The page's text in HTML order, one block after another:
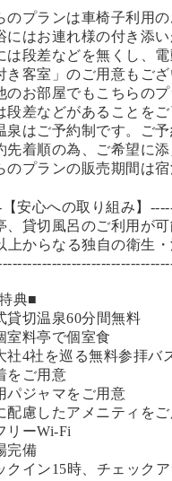
プランは車椅子利用の
はお連れ様の付き添い
段差などを無くし、
き客室」のご用意もござ
お部屋でもこちらの
段差などがあることを
はご予約制です。ご予
着順の為、ご希望に添
プランの販売期間は宿
安心への取り組み】
、貸切風呂のご利用が
上からなる独自の衛生
典■
貸切温泉60分間無料
室料亭で個室食
社4社を巡る無料参拝バ
をご用意
パジャマをご用意
配慮したアメニティを
リーWi-Fi
完備
クイン15時、チェック